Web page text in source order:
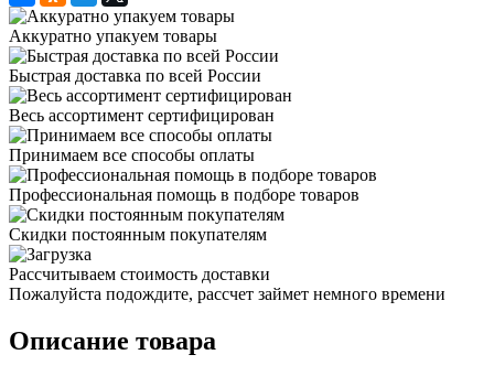
Аккуратно упакуем товары
Быстрая доставка по всей России
Весь ассортимент сертифицирован
Принимаем все способы оплаты
Профессиональная помощь в подборе товаров
Скидки постоянным покупателям
Рассчитываем стоимость доставки
Пожалуйста подождите, рассчет займет немного времени
Описание товара